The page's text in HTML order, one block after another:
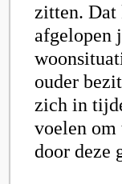
zitten. Dat
afgelopen
ouder
zich in
voelen om
door deze